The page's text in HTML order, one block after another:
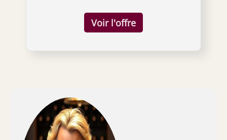
complètement à travers le bouchon afin
d'empêcher le bouchon de tomber dans la
bouteille Design italien pur, matériaux de